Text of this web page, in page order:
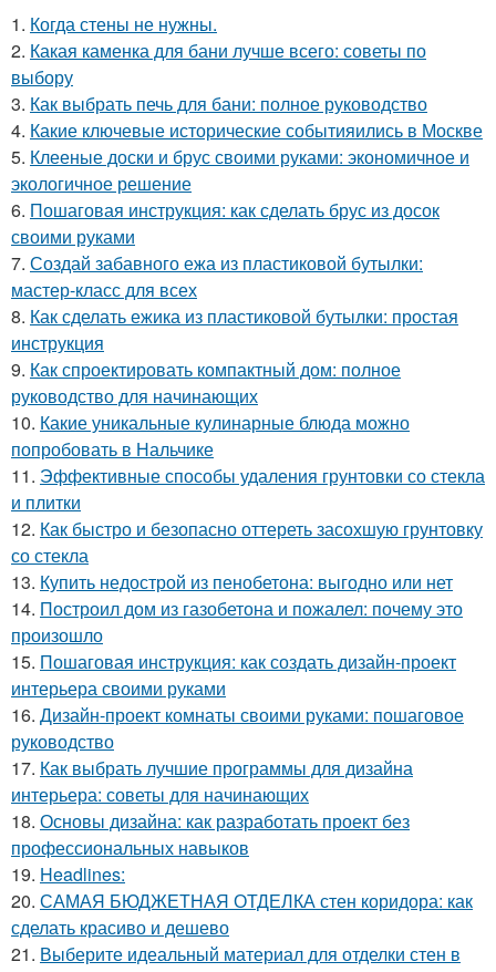
1. Когда стены не нужны.
2. Какая каменка для бани лучше всего: советы по
выбору
3. Как выбрать печь для бани: полное руководство
4. Какие ключевые исторические событияились в Москве
5. Клееные доски и брус своими руками: экономичное и
экологичное решение
6. Пошаговая инструкция: как сделать брус из досок
своими руками
7. Создай забавного ежа из пластиковой бутылки:
мастер-класс для всех
8. Как сделать ежика из пластиковой бутылки: простая
инструкция
9. Как спроектировать компактный дом: полное
руководство для начинающих
10. Какие уникальные кулинарные блюда можно
попробовать в Нальчике
11. Эффективные способы удаления грунтовки со стекла
и плитки
12. Как быстро и безопасно оттереть засохшую грунтовку
со стекла
13. Купить недострой из пенобетона: выгодно или нет
14. Построил дом из газобетона и пожалел: почему это
произошло
15. Пошаговая инструкция: как создать дизайн-проект
интерьера своими руками
16. Дизайн-проект комнаты своими руками: пошаговое
руководство
17. Как выбрать лучшие программы для дизайна
интерьера: советы для начинающих
18. Основы дизайна: как разработать проект без
профессиональных навыков
19. Headlines:
20. САМАЯ БЮДЖЕТНАЯ ОТДЕЛКА стен коридора: как
сделать красиво и дешево
21. Выберите идеальный материал для отделки стен в